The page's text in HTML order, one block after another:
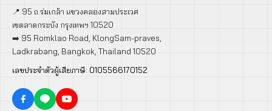
📍 95 ถ.ร่มเกล้า แขวงคลองสามประเวศ
เขตลาดกระบัง กรุงเทพฯ 10520
➡️ 95 Romklao Road, KlongSam-praves,
Ladkrabang, Bangkok, Thailand 10520
เลขประจำตัวผู้เสียภาษี: 0105566170152